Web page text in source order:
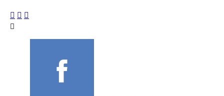
  
